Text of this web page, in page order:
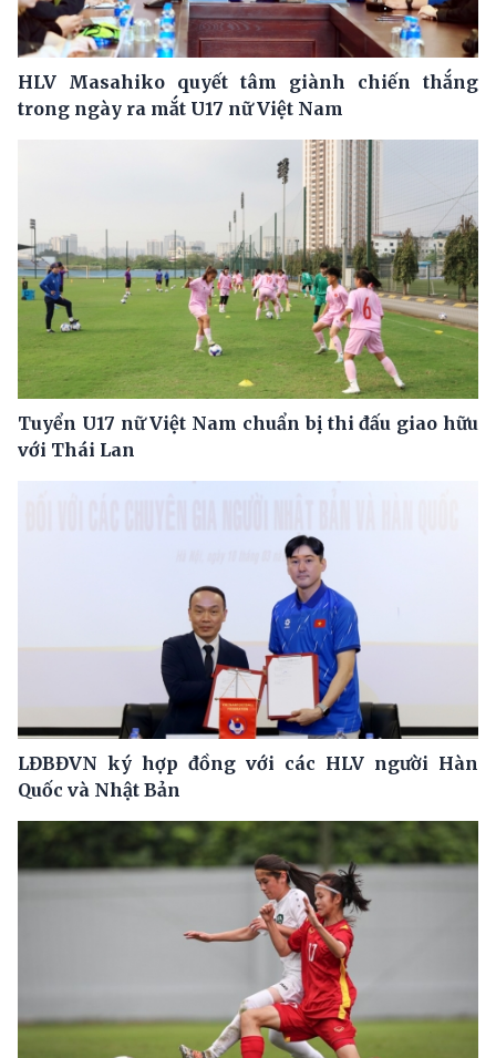
HLV Masahiko quyết tâm giành chiến thắng
trong ngày ra mắt U17 nữ Việt Nam
Tuyển U17 nữ Việt Nam chuẩn bị thi đấu giao hữu
với Thái Lan
LĐBĐVN ký hợp đồng với các HLV người Hàn
Quốc và Nhật Bản